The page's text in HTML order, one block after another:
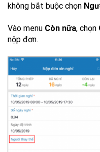
không bắt buộc chọn
Vào menu Còn nữa, chọn
nộp đơn.